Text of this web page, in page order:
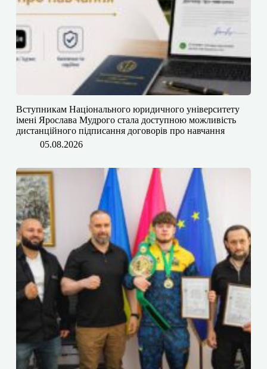
​​Вступникам Національного юридичного університету
імені Ярослава Мудрого⁠ стала доступною можливість
дистанційного підписання договорів про навчання
05.08.2026